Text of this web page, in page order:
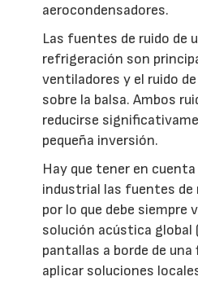
aerocondensadores.
Las fuentes de ruido de
refrigeración son
ventiladores y el ruido
sobre la balsa. Ambos
reducirse
pequeña inversión.
Hay que tener en
industrial las fuentes de
por lo que debe siempre
solución acústica global
pantallas a borde de
aplicar soluciones